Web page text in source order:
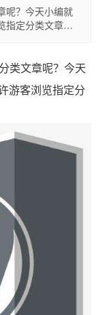
呢？今天小编就
指定分类文章…
类文章呢？今天
游客浏览指定分